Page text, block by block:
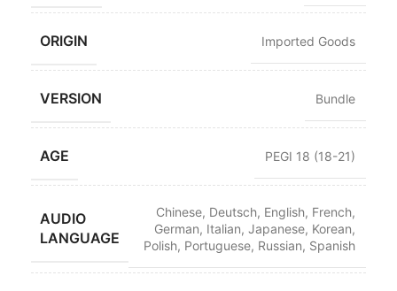
ORIGIN Imported Goods
VERSION Bundle
AGE PEGI 18 (18-21)
AUDIO
LANGUAGE
Chinese, Deutsch, English, French,
German, Italian, Japanese, Korean,
Polish, Portuguese, Russian, Spanish